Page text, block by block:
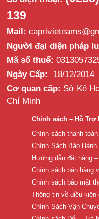
139
Mail:
Người đại diện pháp
Mã số thuế:
Ngày Cấp:
18/12/2014
Cơ quan cấp: Sở Kế
Chí Minh
Chính sách – Hỗ Trợ
Chính sách thanh toán
Chính Sách Bảo Hành
Hướng dẫn đặt hàng
Chính sách bán hàng
Chính sách bảo mật
Thông tin về điều kiện
Chính Sách Vận